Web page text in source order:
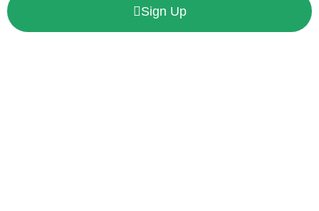
Sign Up